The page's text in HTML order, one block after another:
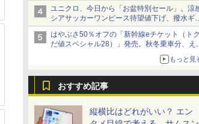
で順次無料配信開始
ユニクロ、今日から「お盆特別セール」。涼
シアサッカーワンピース待望値下げ、撥水ギ
ショーツは1990円に
はやぶさ50％オフの「新幹線eチケット（トク
だ値スペシャル28）」発売。秋冬乗車分、え
もっと見
おすすめ記事
縦横比はどれがいい？ エン